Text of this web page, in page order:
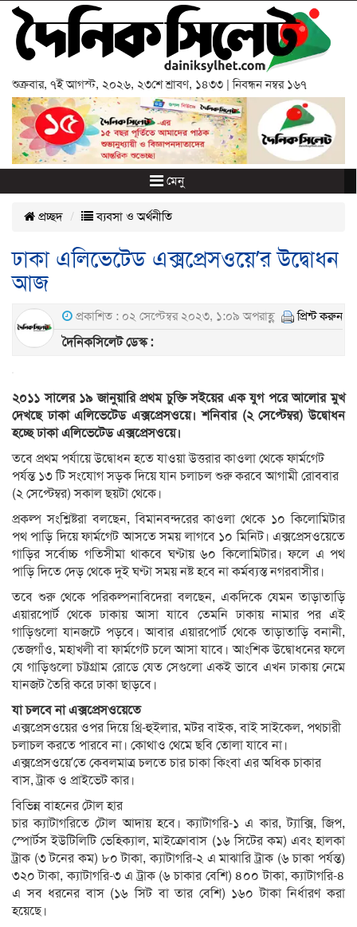
শুক্রবার, ৭ই আগস্ট, ২০২৬, ২৩শে শ্রাবণ, ১৪৩৩ | নিবন্ধন নম্বর ১৬৭
মেনু
প্রচ্ছদ ব্যবসা ও অর্থনীতি
ঢাকা এলিভেটেড এক্সপ্রেসওয়ে’র উদ্বোধন
আজ
প্রকাশিত : ০২ সেপ্টেম্বর ২০২৩, ১:০৯ অপরাহ্ণ প্রিন্ট করুন
দৈনিকসিলেট ডেস্ক :
২০১১ সালের ১৯ জানুয়ারি প্রথম চুক্তি সইয়ের এক যুগ পরে আলোর মুখ
দেখছে ঢাকা এলিভেটেড এক্সপ্রেসওয়ে। শনিবার (২ সেপ্টেম্বর) উদ্বোধন
হচ্ছে ঢাকা এলিভেটেড এক্সপ্রেসওয়ে।
তবে প্রথম পর্যায়ে উদ্বোধন হতে যাওয়া উত্তরার কাওলা থেকে ফার্মগেট
পর্যন্ত ১৩ টি সংযোগ সড়ক দিয়ে যান চলাচল শুরু করবে আগামী রোববার
(২ সেপ্টেম্বর) সকাল ছয়টা থেকে।
প্রকল্প সংশ্লিষ্টরা বলছেন, বিমানবন্দরের কাওলা থেকে ১০ কিলোমিটার
পথ পাড়ি দিয়ে ফার্মগেট আসতে সময় লাগবে ১০ মিনিট। এক্সপ্রেসওয়েতে
গাড়ির সর্বোচ্চ গতিসীমা থাকবে ঘণ্টায় ৬০ কিলোমিটার। ফলে এ পথ
পাড়ি দিতে দেড় থেকে দুই ঘণ্টা সময় নষ্ট হবে না কর্মব্যস্ত নগরবাসীর।
তবে শুরু থেকে পরিকল্পনাবিদেরা বলছেন, একদিকে যেমন তাড়াতাড়ি
এয়ারপোর্ট থেকে ঢাকায় আসা যাবে তেমনি ঢাকায় নামার পর এই
গাড়িগুলো যানজটে পড়বে। আবার এয়ারপোর্ট থেকে তাড়াতাড়ি বনানী,
তেজগাঁও, মহাখলী বা ফার্মগেট চলে আসা যাবে। আংশিক উদ্বোধনের ফলে
যে গাড়িগুলো চট্টগ্রাম রোডে যেত সেগুলো একই ভাবে এখন ঢাকায় নেমে
যানজট তৈরি করে ঢাকা ছাড়বে।
যা চলবে না এক্সপ্রেসওয়েতে
এক্সপ্রেসওয়ের ওপর দিয়ে থ্রি-হুইলার, মটর বাইক, বাই সাইকেল, পথচারী
চলাচল করতে পারবে না। কোথাও থেমে ছবি তোলা যাবে না।
এক্সপ্রেসওয়ে’তে কেবলমাত্র চলতে চার চাকা কিংবা এর অধিক চাকার
বাস, ট্রাক ও প্রাইভেট কার।
বিভিন্ন বাহনের টোল হার
চার ক্যাটাগরিতে টোল আদায় হবে। ক্যাটাগরি-১ এ কার, ট্যাক্সি, জিপ,
স্পোর্টস ইউটিলিটি ভেহিক্যাল, মাইক্রোবাস (১৬ সিটের কম) এবং হালকা
ট্রাক (৩ টনের কম) ৮০ টাকা, ক্যাটাগরি-২ এ মাঝারি ট্রাক (৬ চাকা পর্যন্ত)
৩২০ টাকা, ক্যাটাগরি-৩ এ ট্রাক (৬ চাকার বেশি) ৪০০ টাকা, ক্যাটাগরি-৪
এ সব ধরনের বাস (১৬ সিট বা তার বেশি) ১৬০ টাকা নির্ধারণ করা
হয়েছে।